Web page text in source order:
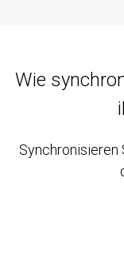
Wie
Synchronisieren